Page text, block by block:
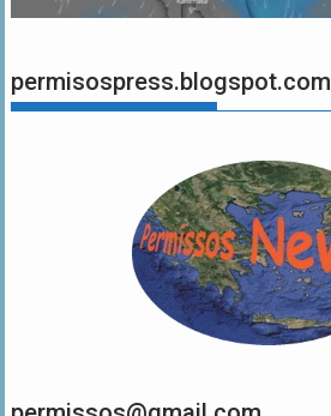
permisospress.blogspot.com